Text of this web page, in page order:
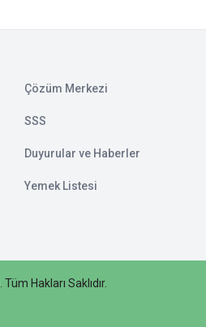
Çözüm Merkezi
SSS
Duyurular ve Haberler
Yemek Listesi
. Tüm Hakları Saklıdır.